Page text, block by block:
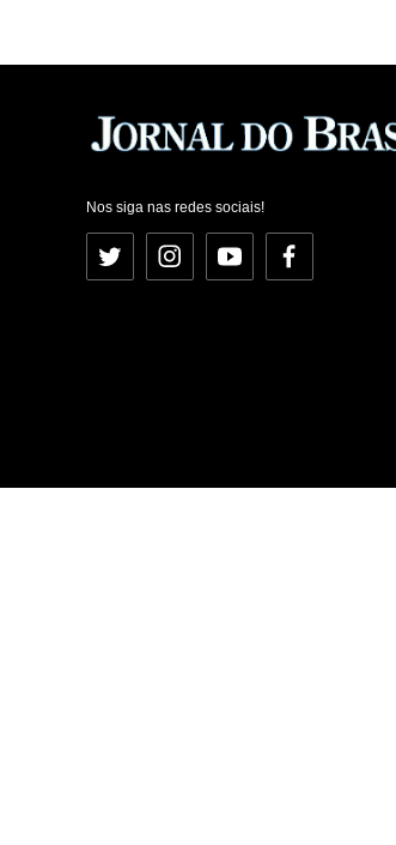
Nos siga nas redes sociais!
Twitter InstagramYouTubeFacebook